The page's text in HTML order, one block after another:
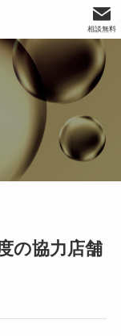
相談無料
の協力店舗